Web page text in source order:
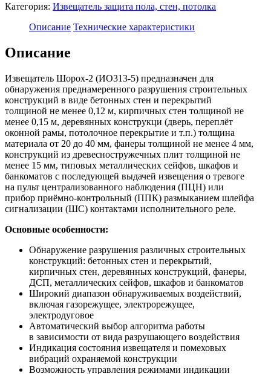
Категория: Извещатель защита пола, стен, потолка
Описание Технические характеристики
Описание
Извещатель Шорох-2 (ИО313-5) предназначен для
обнаружения преднамеренного разрушения строительных
конструкций в виде бетонных стен и перекрытий
толщиной не менее 0,12 м, кирпичных стен толщиной не
менее 0,15 м, деревянных конструкци (дверь, переплёт
оконной рамы, потолочное перекрытие и т.п.) толщина
материала от 20 до 40 мм, фанеры толщиной не менее 4 мм,
конструкций из древесностружечных плит толщиной не
менее 15 мм, типовых металлических сейфов, шкафов и
банкоматов с последующей выдачей извещения о тревоге
на пульт централизованного наблюдения (ПЦН) или
прибор приёмно-контрольный (ППК) размыканием шлейфа
сигнализации (ШС) контактами исполнительного реле.
Основные особенности:
Обнаружение разрушения различных строительных
конструкций: бетонных стен и перекрытий,
кирпичных стен, деревянных конструкций, фанеры,
ДСП, металлических сейфов, шкафов и банкоматов
Широкий диапазон обнаруживаемых воздействий,
включая газорежущее, электрорежущее,
электродуговое
Автоматический выбор алгоритма работы
в зависимости от вида разрушающего воздействия
Индикация состояния извещателя и помеховых
вибраций охраняемой конструкции
Возможность управления режимами индикации